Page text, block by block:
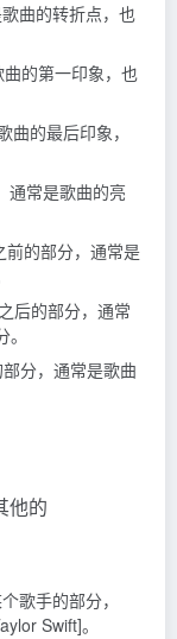
曲的转折点，也
的第一印象，也
的最后印象，
通常是歌曲的亮
的部分，通常是
后的部分，通常
分，通常是歌曲
他的
歌手的部分，
Swift]。